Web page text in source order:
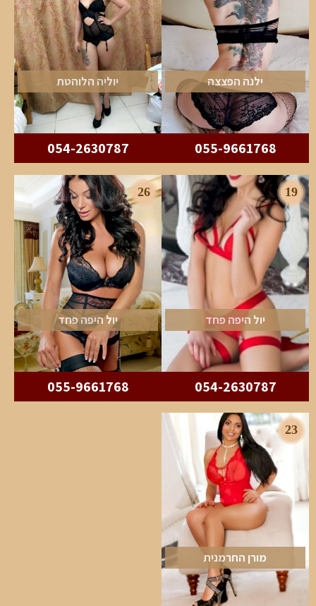
ילנה הפצצה
055-9661768
יוליה הלוהטת
054-2630787
19
יול היפה פחד
054-2630787
26
יול היפה פחד
055-9661768
23
מורן החרמנית